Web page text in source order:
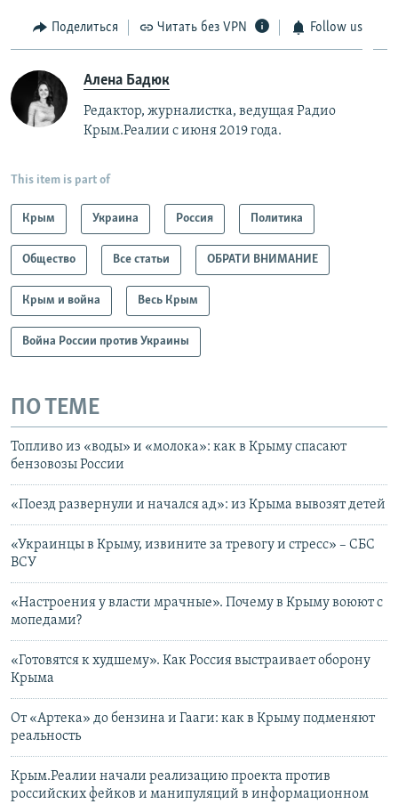
Поделиться Читать без VPN Follow us
Алена Бадюк
Редактор, журналистка, ведущая Радио
Крым.Реалии с июня 2019 года.
This item is part of
Крым Украина Россия Политика
Общество Все статьи ОБРАТИ ВНИМАНИЕ
Крым и война Весь Крым
Война России против Украины
ПО ТЕМЕ
Топливо из «воды» и «молока»: как в Крыму спасают
бензовозы России
«Поезд развернули и начался ад»: из Крыма вывозят детей
«Украинцы в Крыму, извините за тревогу и стресс» – СБС
ВСУ
«Настроения у власти мрачные». Почему в Крыму воюют с
мопедами?
«Готовятся к худшему». Как Россия выстраивает оборону
Крыма
От «Артека» до бензина и Гааги: как в Крыму подменяют
реальность
Крым.Реалии начали реализацию проекта против
российских фейков и манипуляций в информационном